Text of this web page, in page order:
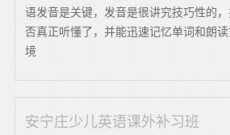
语发音是关键，发音是很讲究技巧性的
否真正听懂了，并能迅速记忆单词和朗
境
安宁庄少儿英语课外补习班